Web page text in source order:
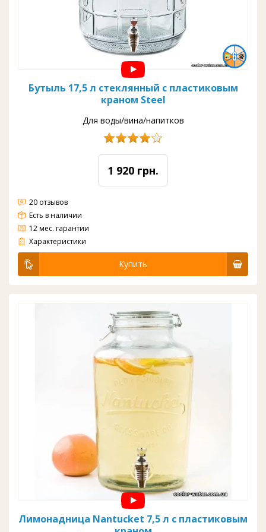
Бутыль 17,5 л стеклянный с пластиковым
краном Steel
Для воды/вина/напитков
1 920 грн.
20 отзывов
Есть в наличии
12 мес. гарантии
Материал: стекло
Вода: комнатная
Цвет: прозрачный
Кран: пластик
Объем: 17,5 л
Диаметр: 285 мм
Высота: 390 мм
Характеристики
Купить
Лимонадница Nantucket 7,5 л с пластиковым